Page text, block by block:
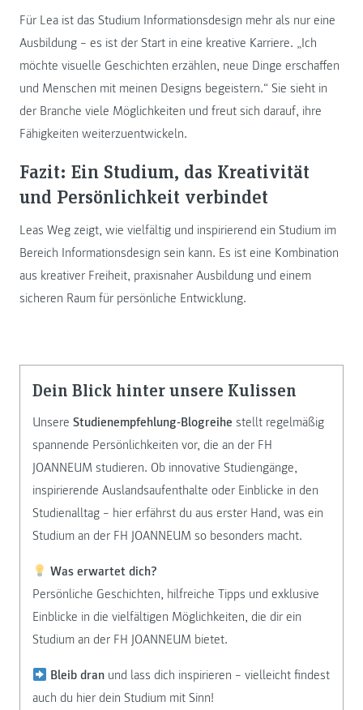
Für Lea ist das Studium Informationsdesign mehr als nur eine
Ausbildung – es ist der Start in eine kreative Karriere. „Ich
möchte visuelle Geschichten erzählen, neue Dinge erschaffen
und Menschen mit meinen Designs begeistern.“ Sie sieht in
der Branche viele Möglichkeiten und freut sich darauf, ihre
Fähigkeiten weiterzuentwickeln.
Fazit: Ein Studium, das Kreativität
und Persönlichkeit verbindet
Leas Weg zeigt, wie vielfältig und inspirierend ein Studium im
Bereich Informationsdesign sein kann. Es ist eine Kombination
aus kreativer Freiheit, praxisnaher Ausbildung und einem
sicheren Raum für persönliche Entwicklung.
Dein Blick hinter unsere Kulissen
Unsere Studienempfehlung-Blogreihe stellt regelmäßig
spannende Persönlichkeiten vor, die an der FH
JOANNEUM studieren. Ob innovative Studiengänge,
inspirierende Auslandsaufenthalte oder Einblicke in den
Studienalltag – hier erfährst du aus erster Hand, was ein
Studium an der FH JOANNEUM so besonders macht.
Was erwartet dich?
Persönliche Geschichten, hilfreiche Tipps und exklusive
Einblicke in die vielfältigen Möglichkeiten, die dir ein
Studium an der FH JOANNEUM bietet.
Bleib dran und lass dich inspirieren – vielleicht findest
auch du hier dein Studium mit Sinn!